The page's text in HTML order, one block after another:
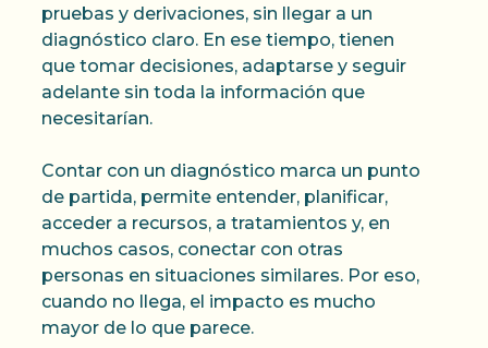
pruebas y derivaciones, sin llegar a un
diagnóstico claro. En ese tiempo, tienen
que tomar decisiones, adaptarse y seguir
adelante sin toda la información que
necesitarían.
Contar con un diagnóstico marca un punto
de partida, permite entender, planificar,
acceder a recursos, a tratamientos y, en
muchos casos, conectar con otras
personas en situaciones similares. Por eso,
cuando no llega, el impacto es mucho
mayor de lo que parece.